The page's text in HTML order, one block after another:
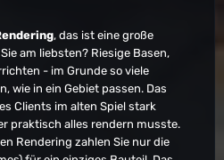
, das ist eine große
am liebsten? Riesige Basen,
- im Grunde so viele
wie in ein Gebiet passen. Das
Clients im alten Spiel stark
praktisch alles rendern musste.
Rendering zahlen Sie nur die